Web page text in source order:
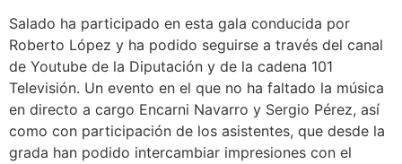
Salado ha participado en esta gala conducida por
Roberto López y ha podido seguirse a través del canal
de Youtube de la Diputación y de la cadena 101
Televisión. Un evento en el que no ha faltado la música
en directo a cargo Encarni Navarro y Sergio Pérez, así
como con participación de los asistentes, que desde la
grada han podido intercambiar impresiones con el